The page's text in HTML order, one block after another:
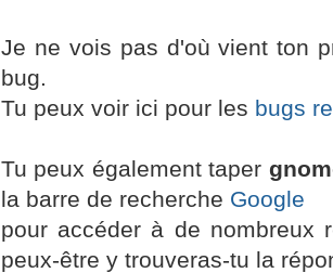
Je ne vois pas d'où vient ton
bug.
Tu peux voir ici pour les bugs
Tu peux également taper
la barre de recherche Google
pour accéder à de nombreux
peux-être y trouveras-tu la